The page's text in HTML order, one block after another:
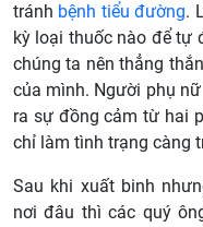
tránh bệnh tiểu đường.
kỳ loại thuốc nào để tự
chúng ta nên thẳng
của mình. Người phụ
ra sự đồng cảm từ hai
chỉ làm tình trạng càng
Sau khi xuất binh
nơi đâu thì các quý